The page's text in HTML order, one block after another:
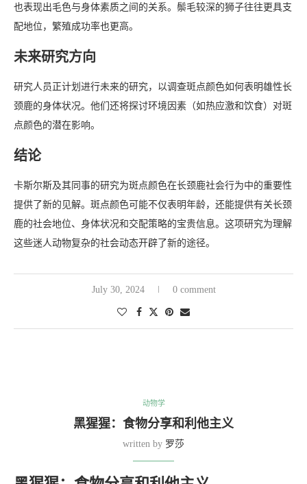
也表现出毛色与身体素质之间的关系。鬃毛较深的狮子往往更具支
配地位，繁殖成功率也更高。
未来研究方向
研究人员正计划进行未来的研究，以调查斑点颜色如何表明雄性长
颈鹿的身体状况。他们还将探讨环境因素（如热应激和饮食）对斑
点颜色的潜在影响。
结论
卡斯尔斯及其同事的研究为斑点颜色在长颈鹿社会行为中的重要性
提供了新的见解。斑点颜色可能不仅表明年龄，还能提供有关长颈
鹿的社会地位、身体状况和交配策略的宝贵信息。这项研究为理解
这些迷人动物复杂的社会动态开辟了新的途径。
July 30, 2024 0 comment
动物学
黑猩猩：食物分享和利他主义
written by 罗莎